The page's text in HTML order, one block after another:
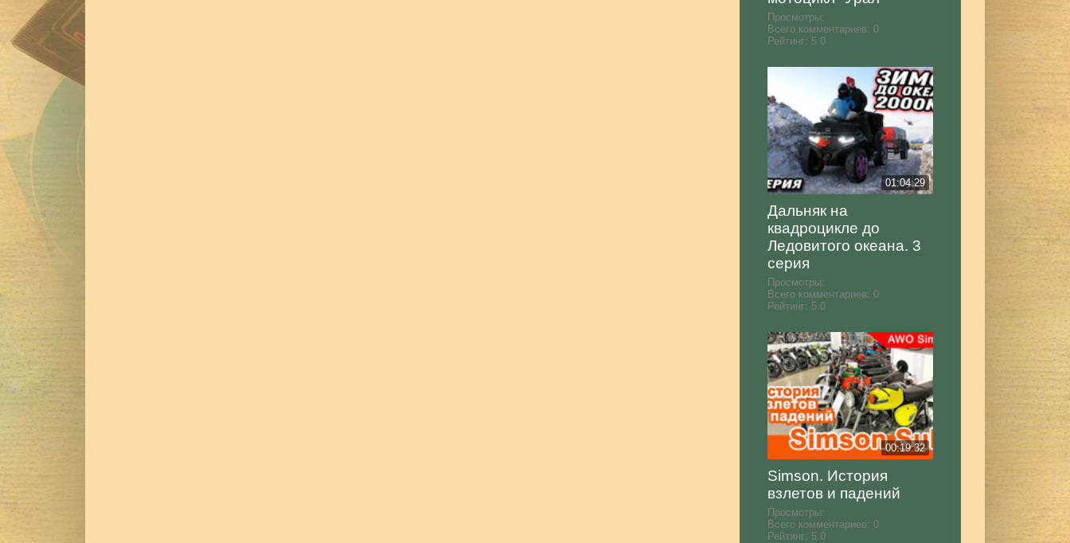
Просмотры:
Всего комментариев: 0
Рейтинг: 5.0
01:04:29
Дальняк на
квадроцикле до
Ледовитого океана. 3
серия
Просмотры:
Всего комментариев: 0
Рейтинг: 5.0
00:19:32
Simson. История
взлетов и падений
Просмотры:
Всего комментариев: 0
Рейтинг: 5.0